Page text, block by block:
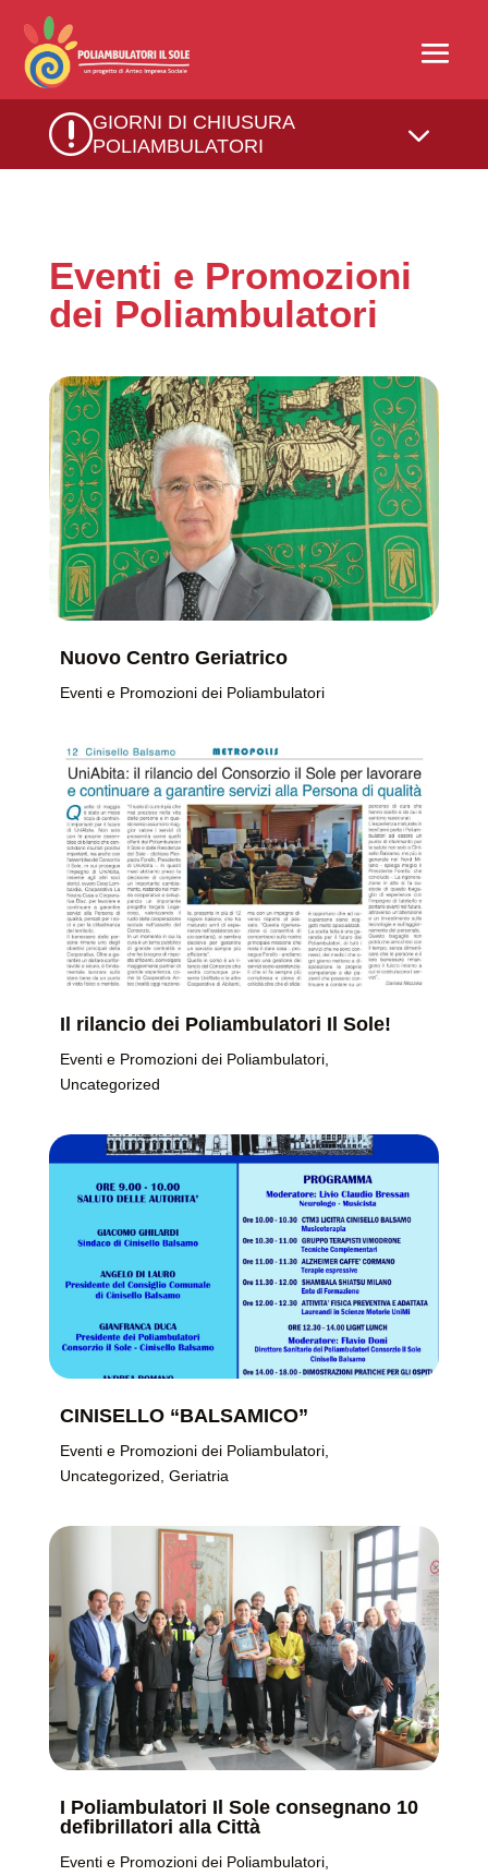
rGIORNI DI CHIUSURA
POLIAMBULATORI
3
Eventi e Promozioni
dei Poliambulatori
Nuovo Centro Geriatrico
Eventi e Promozioni dei Poliambulatori
Il rilancio dei Poliambulatori Il Sole!
Eventi e Promozioni dei Poliambulatori,
Uncategorized
CINISELLO “BALSAMICO”
Eventi e Promozioni dei Poliambulatori,
Uncategorized Geriatria
I Poliambulatori Il Sole consegnano 10
defibrillatori alla Città
Eventi e Promozioni dei Poliambulatori,